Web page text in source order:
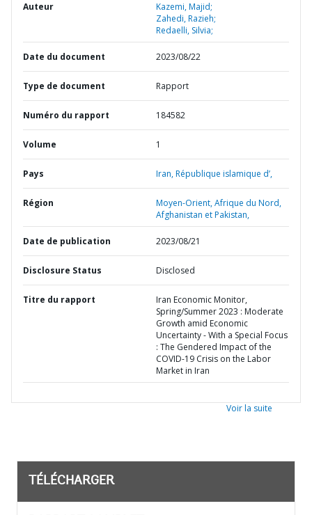
Auteur
Kazemi, Majid;
Zahedi, Razieh;
Redaelli, Silvia;
Date du document 2023/08/22
Type de document Rapport
Numéro du rapport 184582
Volume 1
Pays Iran,République islamique d’,
Région
Moyen-Orient, Afrique du Nord,
Afghanistan et Pakistan,
Date de publication 2023/08/21
Disclosure Status Disclosed
Titre du rapport
Iran Economic Monitor,
Spring/Summer 2023 : Moderate
Growth amid Economic
Uncertainty - With a Special Focus
: The Gendered Impact of the
COVID-19 Crisis on the Labor
Market in Iran
Voir la suite
TÉLÉCHARGER